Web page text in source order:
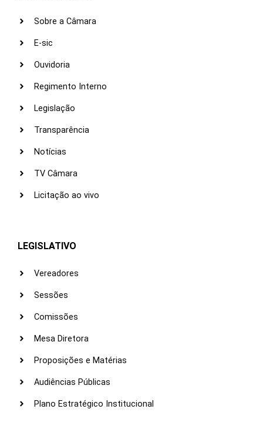
Sobre a Câmara
E-sic
Ouvidoria
Regimento Interno
Legislação
Transparência
Notícias
TV Câmara
Licitação ao vivo
LEGISLATIVO
Vereadores
Sessões
Comissões
Mesa Diretora
Proposições e Matérias
Audiências Públicas
Plano Estratégico Institucional